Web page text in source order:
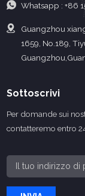
Whatsapp : +86
Guangzhou
1659, No.189,
Sottoscrivi
Per domande sui
contatteremo entro